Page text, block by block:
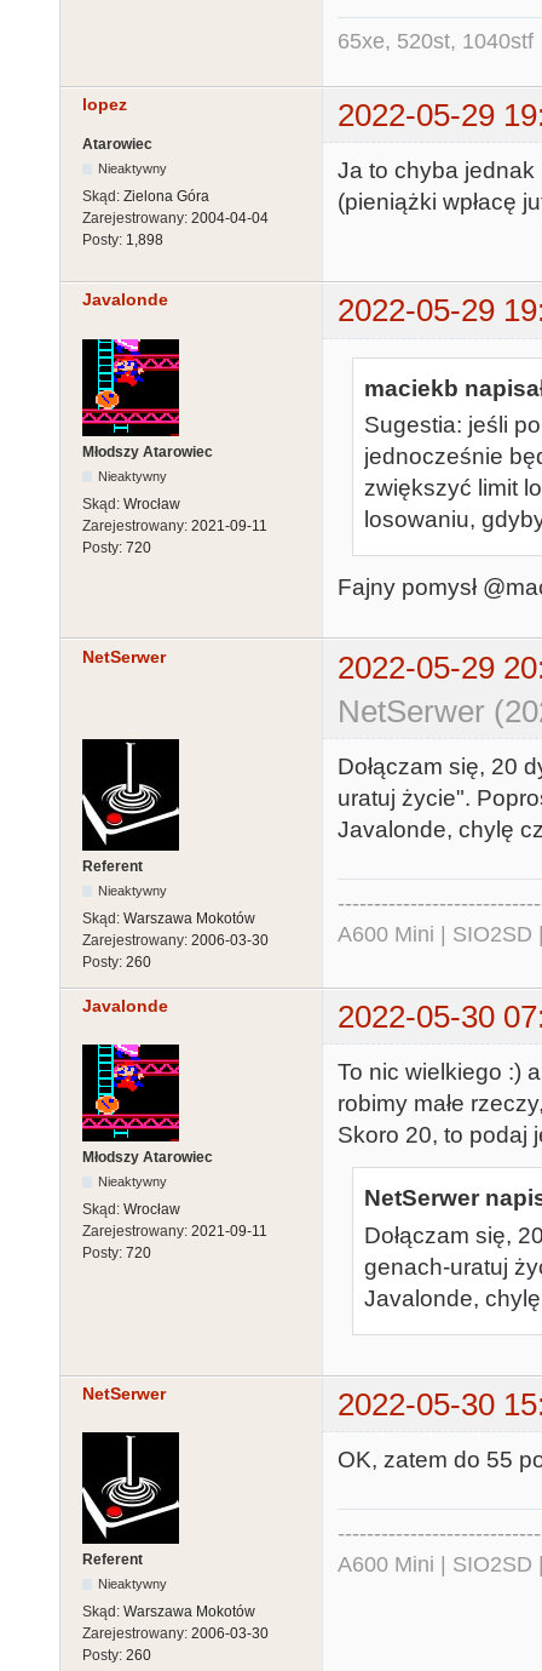
65xe, 520st, 1040stf
lopez 2022-05-29
Atarowiec
Nieaktywny
Skąd: Zielona Góra
Zarejestrowany: 2004-04-04
Posty: 1,898
Ja to chyba jednak
(pieniążki wpłacę
Javalonde 2022-05-29
Młodszy Atarowiec
Nieaktywny
Skąd: Wrocław
Zarejestrowany: 2021-09-11
Posty: 720
maciekb
Sugestia: jeśli
jednocześnie
zwiększyć limit
losowaniu,
Fajny pomysł
NetSerwer
2022-05-29
NetSerwer
Referent
Nieaktywny
Skąd: Warszawa Mokotów
Zarejestrowany: 2006-03-30
Posty: 260
Dołączam się, 20
uratuj życie".
Javalonde, chylę
A600 Mini | SIO2SD
Javalonde 2022-05-30
Młodszy Atarowiec
Nieaktywny
Skąd: Wrocław
Zarejestrowany: 2021-09-11
Posty: 720
To nic wielkiego :)
robimy małe
Skoro 20, to podaj
NetSerwer
Dołączam się,
genach-uratuj
Javalonde,
NetSerwer 2022-05-30
Referent
Nieaktywny
Skąd: Warszawa Mokotów
Zarejestrowany: 2006-03-30
Posty: 260
OK, zatem do 55
A600 Mini | SIO2SD